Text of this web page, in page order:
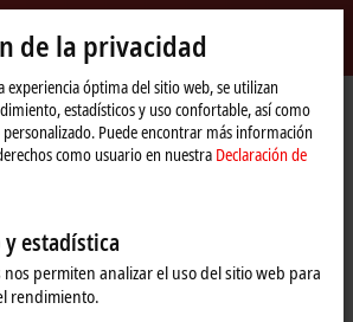
myBeckhoff
MCxxxx | IPC modules
Product finder
de la privacidad
experiencia óptima del sitio web, se utilizan
estadísticos y uso confortable, así como
Puede encontrar más información
como usuario en nuestra Declaración de
estadística
nos permiten analizar el uso del sitio web para
rendimiento.